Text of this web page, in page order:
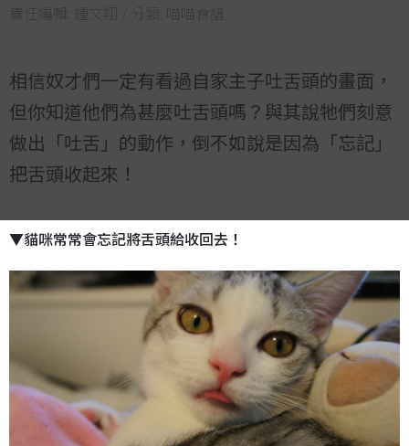
責任編輯: 鍾文翔 / 分類: 喵喵食譜
相信奴才們一定有看過自家主子吐舌頭的畫面，
但你知道他們為甚麼吐舌頭嗎？與其說牠們刻意
做出「吐舌」的動作，倒不如說是因為「忘記」
把舌頭收起來！
▼貓咪常常會忘記將舌頭給收回去！